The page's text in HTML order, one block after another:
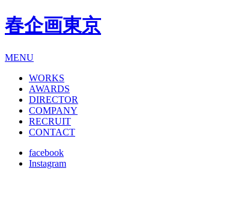
春企画東京
MENU
WORKS
AWARDS
DIRECTOR
COMPANY
RECRUIT
CONTACT
facebook
Instagram